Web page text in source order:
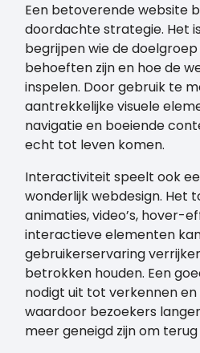
Een betoverende website
doordachte strategie. Het
begrijpen wie de doelgroep
behoeften zijn en hoe de
inspelen. Door gebruik te
aantrekkelijke visuele
navigatie en boeiende
echt tot leven komen.
Interactiviteit speelt ook
wonderlijk webdesign. Het
animaties, video’s, hover-
interactieve elementen
gebruikerservaring
betrokken houden. Een
nodigt uit tot verkennen
waardoor bezoekers
meer geneigd zijn om